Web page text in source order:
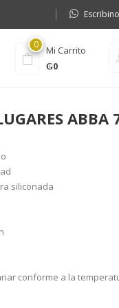
0
Mi Carrito
₲0
ABBA
siliconada
conforme a la